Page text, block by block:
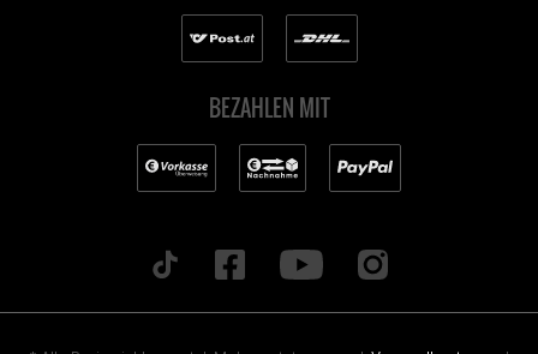
BEZAHLEN MIT